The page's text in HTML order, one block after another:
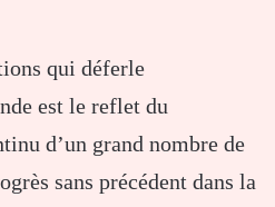
qui déferle
est le reflet du
d’un grand nombre de
sans précédent dans la